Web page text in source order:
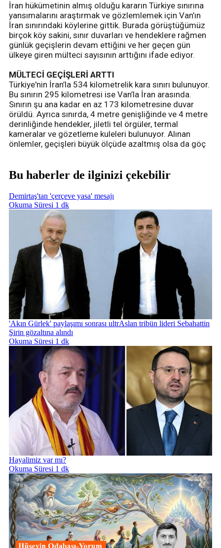
İran hükümetinin almış olduğu kararın Türkiye sınırına
yansımalarını araştırmak ve gözlemlemek için Van’ın
İran sınırındaki köylerine gittik. Burada görüştüğümüz
birçok köy sakini, sınır duvarları ve hendeklere rağmen
günlük geçişlerin devam ettiğini ve her geçen gün
ülkeye giren mülteci sayısının arttığını ifade ediyor.
MÜLTECİ GEÇİŞLERİ ARTTI
Türkiye'nin İran’la 534 kilometrelik kara sınırı bulunuyor.
Bu sınırın 295 kilometresi ise Van’la İran arasında.
Sınırın şu ana kadar en az 173 kilometresine duvar
örüldü. Ayrıca sınırda, 4 metre genişliğinde ve 4 metre
derinliğinde hendekler, jiletli tel örgüler, termal
kameralar ve gözetleme kuleleri bulunuyor. Alınan
önlemler, geçişleri büyük ölçüde azaltmış olsa da göç
Bu haberler de ilginizi çekebilir
Demirtaş'tan 'çerçeve yasa' mesajı
Okuma Süresi 1 dk
'Akın Gürlek' paylaşımı sonrası ultrAslan tribün lideri Sebahattin
Şirin gözaltına alındı
Okuma Süresi 1 dk
Hayalimiz var mı?
Okuma Süresi 1 dk